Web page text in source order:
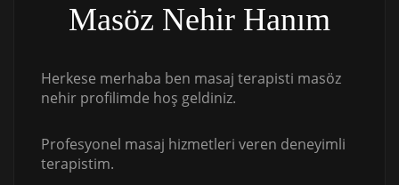
Masöz Nehir Hanım
Herkese merhaba ben masaj terapisti masöz
nehir profilimde hoş geldiniz.
Profesyonel masaj hizmetleri veren deneyimli
terapistim.